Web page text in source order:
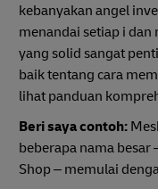
kebanyakan angel
menandai setiap i dan
yang solid sangat
baik tentang cara
lihat panduan
Beri saya contoh:
beberapa nama besar
Shop – memulai